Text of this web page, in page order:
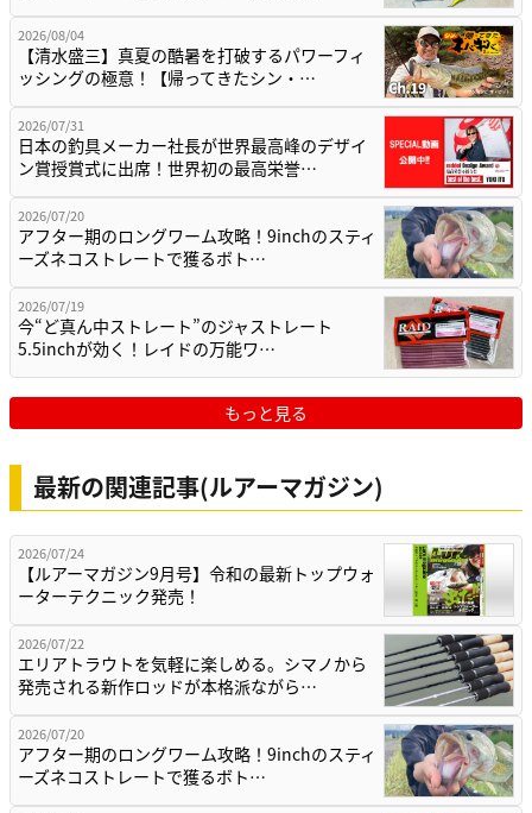
2026/08/04
【清水盛三】真夏の酷暑を打破するパワーフィ
ッシングの極意！【帰ってきたシン・…
2026/07/31
日本の釣具メーカー社長が世界最高峰のデザイ
ン賞授賞式に出席！世界初の最高栄誉…
2026/07/20
アフター期のロングワーム攻略！9inchのスティ
ーズネコストレートで獲るボト…
2026/07/19
今“ど真ん中ストレート”のジャストレート
5.5inchが効く！レイドの万能ワ…
もっと見る
最新の関連記事(ルアーマガジン)
2026/07/24
【ルアーマガジン9月号】令和の最新トップウォ
ーターテクニック発売！
2026/07/22
エリアトラウトを気軽に楽しめる。シマノから
発売される新作ロッドが本格派ながら…
2026/07/20
アフター期のロングワーム攻略！9inchのスティ
ーズネコストレートで獲るボト…